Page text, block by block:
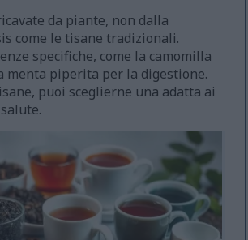
da piante, non dalla
come le tisane tradizionali.
specifiche, come la camomilla
menta piperita per la digestione.
puoi sceglierne una adatta ai